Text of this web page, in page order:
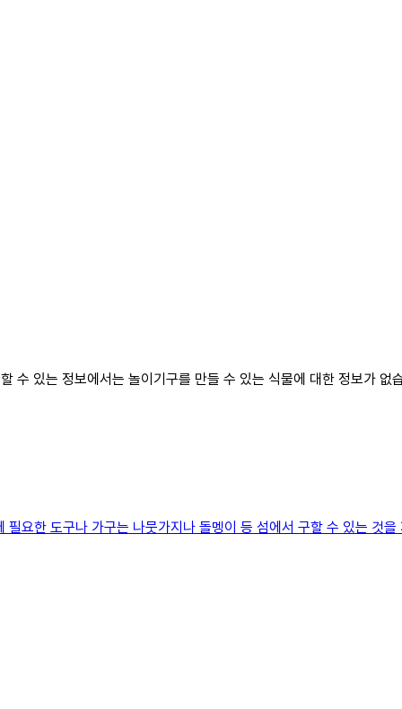
수 있는 정보에서는 놀이기구를 만들 수 있는 식물에 대한 정보가
필요한 도구나 가구는 나뭇가지나 돌멩이 등 섬에서 구할 수 있는